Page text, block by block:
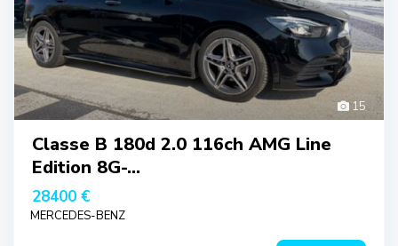
15
Classe B 180d 2.0 116ch AMG Line
Edition 8G-...
28400 €
MERCEDES-BENZ